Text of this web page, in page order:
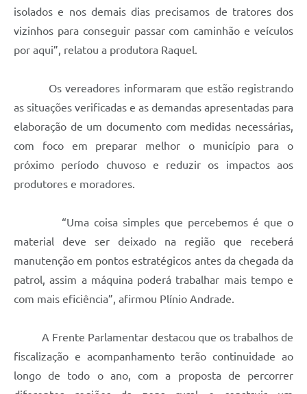
isolados e nos demais dias precisamos de tratores dos
vizinhos para conseguir passar com caminhão e veículos
por aqui”, relatou a produtora Raquel.
Os vereadores informaram que estão registrando
as situações verificadas e as demandas apresentadas para
elaboração de um documento com medidas necessárias,
com foco em preparar melhor o município para o
próximo período chuvoso e reduzir os impactos aos
produtores e moradores.
“Uma coisa simples que percebemos é que o
material deve ser deixado na região que receberá
manutenção em pontos estratégicos antes da chegada da
patrol, assim a máquina poderá trabalhar mais tempo e
com mais eficiência”, afirmou Plínio Andrade.
A Frente Parlamentar destacou que os trabalhos de
fiscalização e acompanhamento terão continuidade ao
longo de todo o ano, com a proposta de percorrer